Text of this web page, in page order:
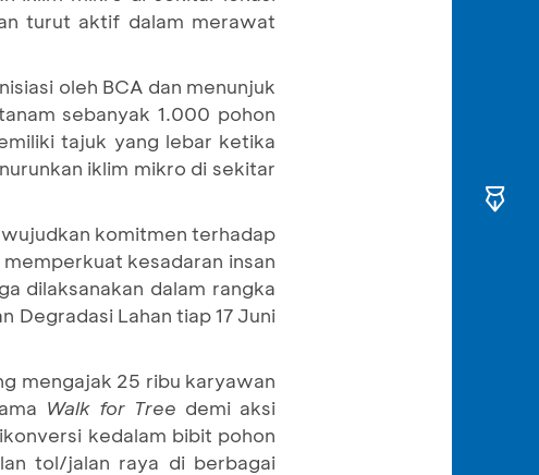
turut aktif dalam merawat
oleh BCA dan menunjuk
sebanyak 1.000 pohon
tajuk yang lebar ketika
iklim mikro di sekitar
komitmen terhadap
kesadaran insan
dilaksanakan dalam rangka
Degradasi Lahan tiap 17 Juni
mengajak 25 ribu karyawan
Walk for Tree demi aksi
kedalam bibit pohon
tol/jalan raya di berbagai